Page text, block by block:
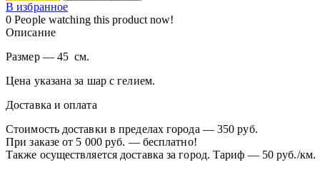
В избранное
0 People watching this product now!
Описание
Размер — 45 см.
Цена указана за шар с гелием.
Доставка и оплата
Стоимость доставки в пределах города — 350 руб.
При заказе от 5 000 руб. — бесплатно!
Также осуществляется доставка за город. Тариф — 50 руб./км.